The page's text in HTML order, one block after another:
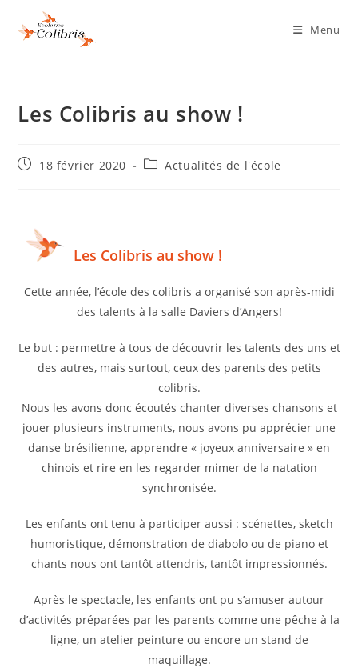
Menu
Les Colibris au show !
18 février 2020 Actualités de l'école
Les Colibris au show !
Cette année, l’école des colibris a organisé son après-midi
des talents à la salle Daviers d’Angers!
Le but : permettre à tous de découvrir les talents des uns et
des autres, mais surtout, ceux des parents des petits
colibris.
Nous les avons donc écoutés chanter diverses chansons et
jouer plusieurs instruments, nous avons pu apprécier une
danse brésilienne, apprendre « joyeux anniversaire » en
chinois et rire en les regarder mimer de la natation
synchronisée.
Les enfants ont tenu à participer aussi : scénettes, sketch
humoristique, démonstration de diabolo ou de piano et
chants nous ont tantôt attendris, tantôt impressionnés.
Après le spectacle, les enfants ont pu s’amuser autour
d’activités préparées par les parents comme une pêche à la
ligne, un atelier peinture ou encore un stand de
maquillage.